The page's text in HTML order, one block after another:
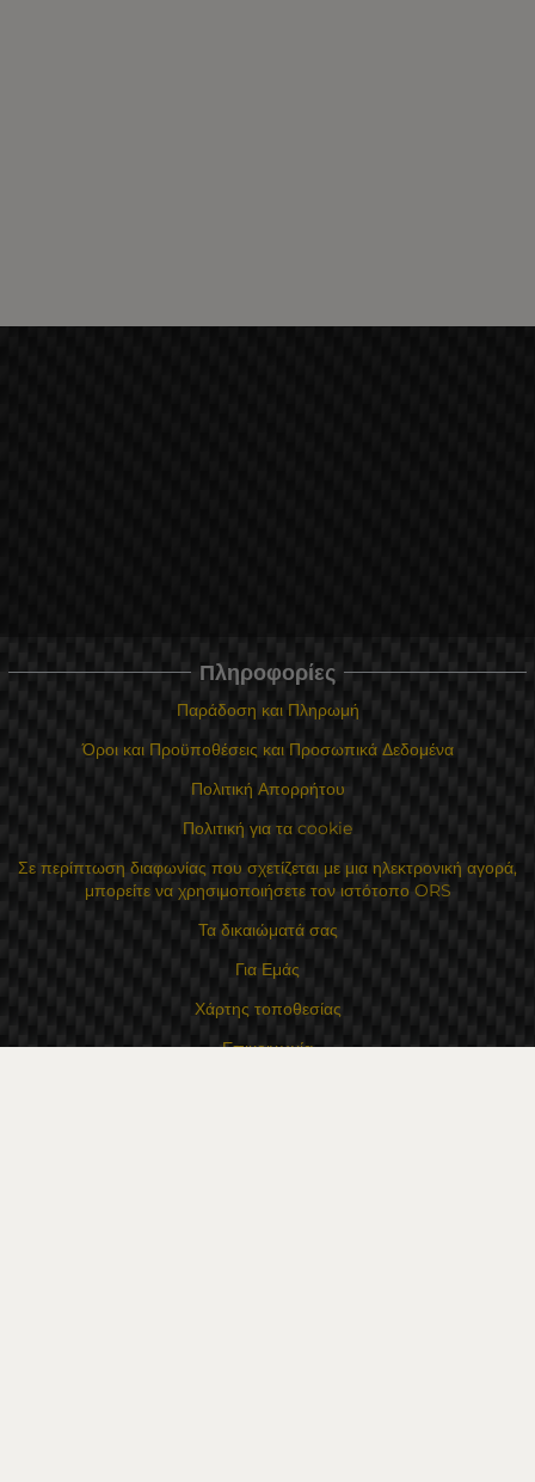
Πληροφορίες
Παράδοση και Πληρωμή
Όροι και Προϋποθέσεις και Προσωπικά Δεδομένα
Πολιτική Απορρήτου
Πολιτική για τα cookie
Σε περίπτωση διαφωνίας που σχετίζεται με μια ηλεκτρονική αγορά,
μπορείτε να χρησιμοποιήσετε τον ιστότοπο ORS
Τα δικαιώματά σας
Για Εμάς
Χάρτης τοποθεσίας
Επικοινωνία